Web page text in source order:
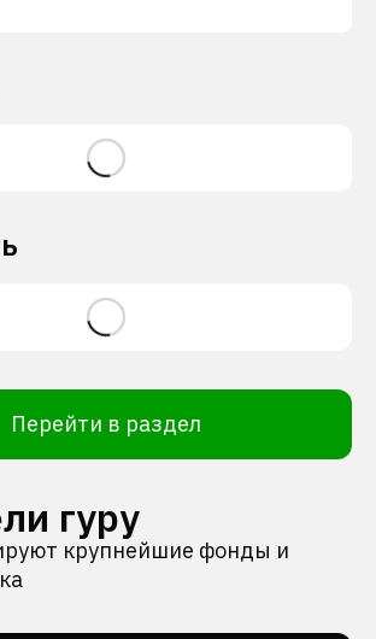
Перейти в раздел
гуру
крупнейшие фонды и